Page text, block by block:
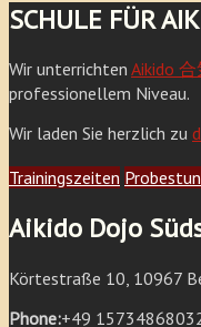
SCHULE FÜR
Wir unterrichten Aikido
professionellem Niveau.
Wir laden Sie herzlich zu
Trainingszeiten
Aikido Dojo
Körtestraße 10, 10967
Phone:+49